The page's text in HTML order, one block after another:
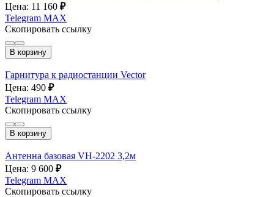
Цена: 11 160 ₽
Telegram MAX
Скопировать ссылку
В корзину
Гарнитура к радиостанции Vector
Цена: 490 ₽
Telegram MAX
Скопировать ссылку
В корзину
Антенна базовая VH-2202 3,2м
Цена: 9 600 ₽
Telegram MAX
Скопировать ссылку